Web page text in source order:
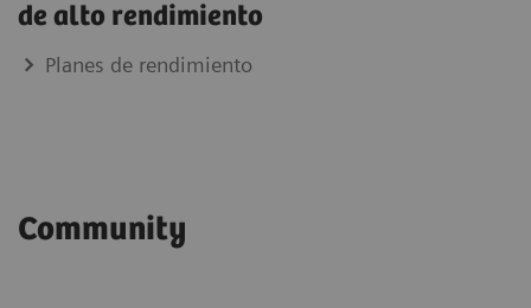
de alto rendimiento
Planes de rendimiento
Community